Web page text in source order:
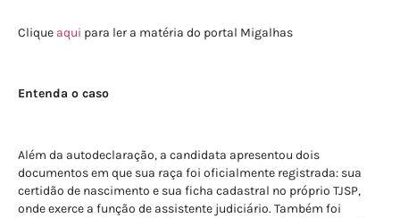
Clique aqui para ler a matéria do portal Migalhas
Entenda o caso
Além da autodeclaração, a candidata apresentou dois
documentos em que sua raça foi oficialmente registrada: sua
certidão de nascimento e sua ficha cadastral no próprio TJSP,
onde exerce a função de assistente judiciário. Também foi